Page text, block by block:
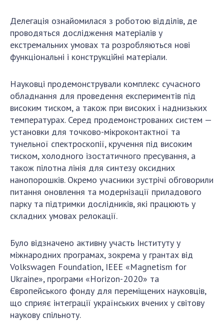
Делегація ознайомилася з роботою відділів, де
проводяться дослідження матеріалів у
екстремальних умовах та розробляються нові
функціональні і конструкційні матеріали.
Науковці продемонстрували комплекс сучасного
обладнання для проведення експериментів під
високим тиском, а також при високих і наднизьких
температурах. Серед продемонстрованих систем —
установки для точково-мікроконтактної та
тунельної спектроскопії, кручення під високим
тиском, холодного ізостатичного пресування, а
також пілотна лінія для синтезу оксидних
нанопорошків. Окремо учасники зустрічі обговорили
питання оновлення та модернізації приладового
парку та підтримки дослідників, які працюють у
складних умовах релокації.
Було відзначено активну участь Інституту у
міжнародних програмах, зокрема у грантах від
Volkswagen Foundation, IEEE «Magnetism for
Ukraine», програми «Horizon-2020» та
Європейського фонду для переміщених науковців,
що сприяє інтеграції українських вчених у світову
наукову спільноту.